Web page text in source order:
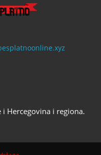
Hercegovina i regiona.